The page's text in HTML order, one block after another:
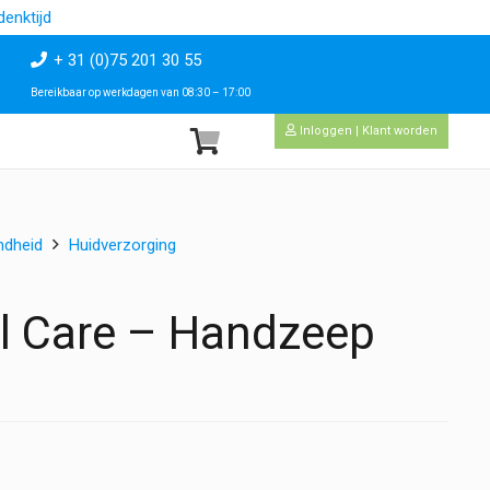
+ 31 (0)75 201 30 55
Bereikbaar op werkdagen van 08:30 – 17:00
Inloggen | Klant worden
Huidverzorging
– Handzeep